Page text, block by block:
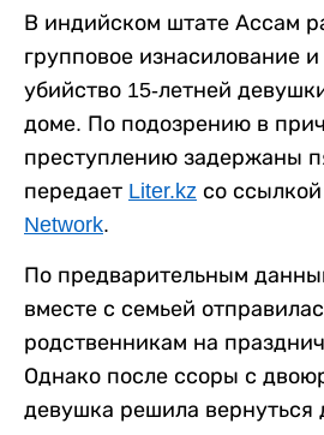
В индийском штате Ассам
групповое изнасилование
убийство 15-летней
доме. По подозрению в
преступлению задержаны
передает Liter.kz со
Network.
По предварительным
вместе с семьей
родственникам на
Однако после ссоры с
девушка решила вернуться